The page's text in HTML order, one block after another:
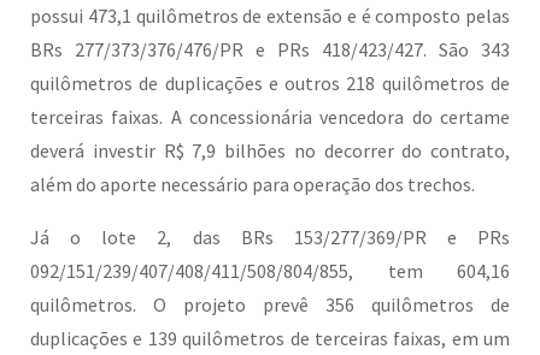
possui 473,1 quilômetros de extensão e é composto pelas
BRs 277/373/376/476/PR e PRs 418/423/427. São 343
quilômetros de duplicações e outros 218 quilômetros de
terceiras faixas. A concessionária vencedora do certame
deverá investir R$ 7,9 bilhões no decorrer do contrato,
além do aporte necessário para operação dos trechos.
Já o lote 2, das BRs 153/277/369/PR e PRs
092/151/239/407/408/411/508/804/855, tem 604,16
quilômetros. O projeto prevê 356 quilômetros de
duplicações e 139 quilômetros de terceiras faixas, em um